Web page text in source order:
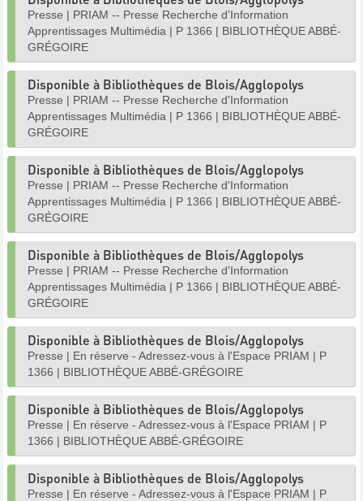
Presse | PRIAM -- Presse Recherche d'Information
Apprentissages Multimédia | P 1366 | BIBLIOTHÈQUE ABBÉ-
GRÉGOIRE
Disponible à Bibliothèques de Blois/Agglopolys
Presse | PRIAM -- Presse Recherche d'Information
Apprentissages Multimédia | P 1366 | BIBLIOTHÈQUE ABBÉ-
GRÉGOIRE
Disponible à Bibliothèques de Blois/Agglopolys
Presse | PRIAM -- Presse Recherche d'Information
Apprentissages Multimédia | P 1366 | BIBLIOTHÈQUE ABBÉ-
GRÉGOIRE
Disponible à Bibliothèques de Blois/Agglopolys
Presse | PRIAM -- Presse Recherche d'Information
Apprentissages Multimédia | P 1366 | BIBLIOTHÈQUE ABBÉ-
GRÉGOIRE
Disponible à Bibliothèques de Blois/Agglopolys
Presse | En réserve - Adressez-vous à l'Espace PRIAM | P
1366 | BIBLIOTHÈQUE ABBÉ-GRÉGOIRE
Disponible à Bibliothèques de Blois/Agglopolys
Presse | En réserve - Adressez-vous à l'Espace PRIAM | P
1366 | BIBLIOTHÈQUE ABBÉ-GRÉGOIRE
Disponible à Bibliothèques de Blois/Agglopolys
Presse | En réserve - Adressez-vous à l'Espace PRIAM | P